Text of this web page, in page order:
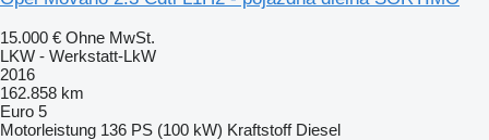
15.000 € Ohne MwSt.
LKW - Werkstatt-LkW
2016
162.858 km
Euro 5
Motorleistung 136 PS (100 kW) Kraftstoff Diesel